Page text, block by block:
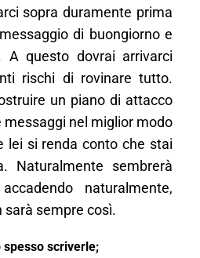
sopra duramente prima
di buongiorno e
A questo dovrai arrivarci
rischi di rovinare tutto.
un piano di attacco
messaggi nel miglior modo
lei si renda conto che stai
Naturalmente sembrerà
naturalmente,
sarà sempre così.
scriverle;